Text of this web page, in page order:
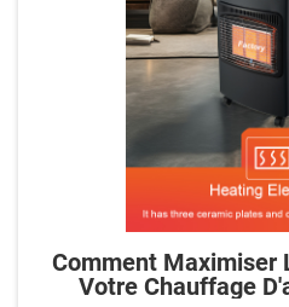
Comment Maximiser
Votre Chauffage